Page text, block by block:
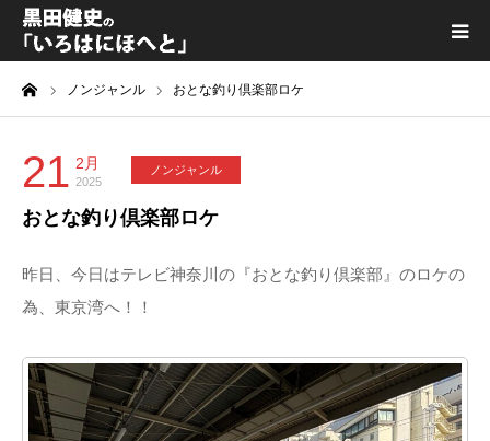
ノンジャンル おとな釣り倶楽部ロケ
21 2月
2025
ノンジャンル
おとな釣り倶楽部ロケ
昨日、今日はテレビ神奈川の『おとな釣り倶楽部』のロケの
為、東京湾へ！！
黒田健史プロフィール
カテゴリ一覧
喫茶KURODA
YouTube｜Kuro channel
プライバシーポリシー